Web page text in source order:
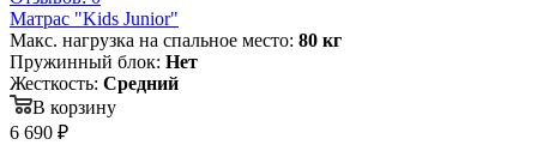
Матрас "Kids Junior"
Макс. нагрузка на спальное место: 80 кг
Пружинный блок: Нет
Жесткость: Средний
В корзину
6 690 ₽